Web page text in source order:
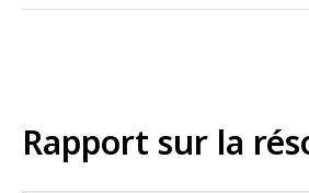
Rapport sur la